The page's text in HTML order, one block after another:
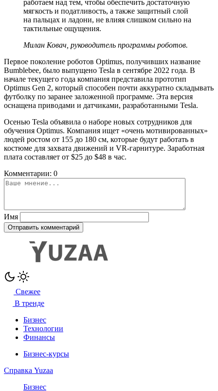
работаем над тем, чтобы обеспечить достаточную
мягкость и податливость, а также защитный слой
на пальцах и ладони, не влияя слишком сильно на
тактильные ощущения.
Милан Ковач, руководитель программы роботов.
Первое поколение роботов Optimus, получивших название
Bumblebee, было выпущено Tesla в сентябре 2022 года. В
начале текущего года компания представила прототип
Optimus Gen 2, который способен почти аккуратно складывать
футболку по заранее заложенной программе. Эта версия
оснащена приводами и датчиками, разработанными Tesla.
Осенью Tesla объявила о наборе новых сотрудников для
обучения Optimus. Компания ищет «очень мотивированных»
людей ростом от 155 до 180 см, которые будут работать в
костюме для захвата движений и VR-гарнитуре. Заработная
плата составляет от $25 до $48 в час.
Комментарии: 0
Имя
Свежее
В тренде
Бизнес
Технологии
Финансы
Бизнес-курсы
Справка Yuzaa
Бизнес